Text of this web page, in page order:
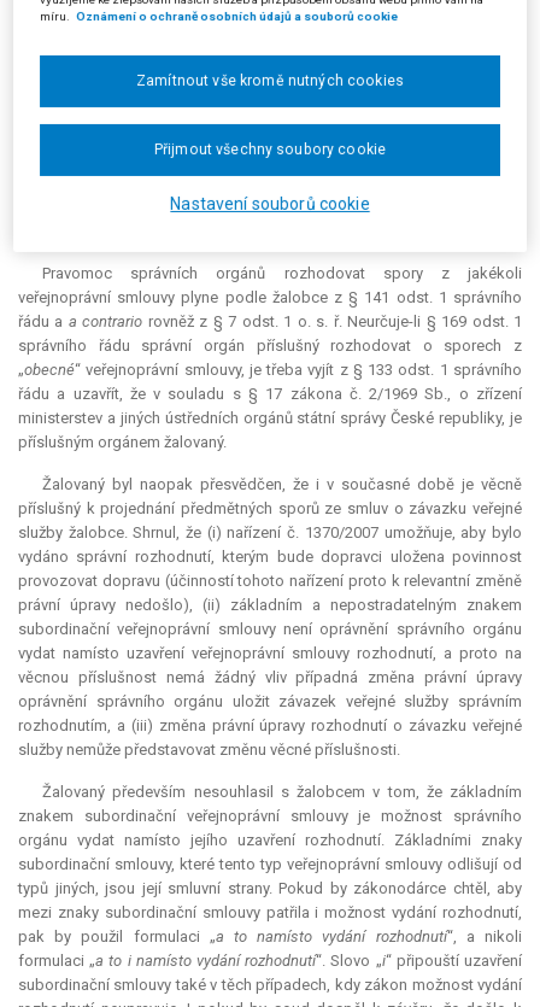
dopravě po železnici, silnici a vnitrozemských vodních cestách.
řízení je přitom podle žalobce rozhodující (nestanoví-li zákon, resp.
přechodná ustanovení jinak) právní stav platný v době rozhodování věci.
čj. Komp 6/2009-35, č. 2021/2010 Sb. NSS, podle něhož správní řád
smluv je proto podle žalobce nutno posuzovat ke dni, kdy je o nich ve
Pravomoc správních orgánů rozhodovat spory z jakékoli
veřejnoprávní smlouvy plyne podle žalobce z § 141 odst. 1 správního
řádu a a contrario rovněž z § 7 odst. 1 o. s. ř. Neurčuje-li § 169 odst. 1
správního řádu správní orgán příslušný rozhodovat o sporech z
„obecné“ veřejnoprávní smlouvy, je třeba vyjít z § 133 odst. 1 správního
řádu a uzavřít, že v souladu s § 17 zákona č. 2/1969 Sb., o zřízení
ministerstev a jiných ústředních orgánů státní správy České republiky, je
příslušným orgánem žalovaný.
Žalovaný byl naopak přesvědčen, že i v současné době je věcně
příslušný k projednání předmětných sporů ze smluv o závazku veřejné
služby žalobce. Shrnul, že (i) nařízení č. 1370/2007 umožňuje, aby bylo
vydáno správní rozhodnutí, kterým bude dopravci uložena povinnost
provozovat dopravu (účinností tohoto nařízení proto krelevantní změně
právní úpravy nedošlo), (ii) základním a nepostradatelným znakem
subordinační veřejnoprávní smlouvy není oprávnění správního orgánu
vydat namísto uzavření veřejnoprávní smlouvy rozhodnutí, a proto na
věcnou příslušnost nemá žádný vliv případná změna právní úpravy
oprávnění správního orgánu uložit závazek veřejné služby správním
rozhodnutím, a (iii) změna právní úpravy rozhodnutí o závazku veřejné
služby nemůže představovat změnu věcné příslušnosti.
Žalovaný především nesouhlasil s žalobcem v tom, že základním
znakem subordinační veřejnoprávní smlouvy je možnost správního
orgánu vydat namísto jejího uzavření rozhodnutí. Základními znaky
subordinační smlouvy, které tento typ veřejnoprávní smlouvy odlišují od
typů jiných, jsou její smluvní strany. Pokud by zákonodárce chtěl, aby
mezi znaky subordinační smlouvy patřila i možnost vydání rozhodnutí,
pak by použil formulaci „a to namísto vydání rozhodnutí“, a nikoli
formulaci „a to i namísto vydání rozhodnutí“. Slovo „i“ připouští uzavření
subordinační smlouvy také v těch případech, kdy zákon možnost vydání
míru.
Oznámení o ochraně osobních údajů a souborů cookie
Nastavení souborů cookie
Zamítnout vše kromě nutných cookies
Přijmout všechny soubory cookie